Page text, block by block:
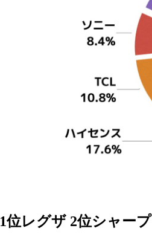
1位レグザ 2位シャープ